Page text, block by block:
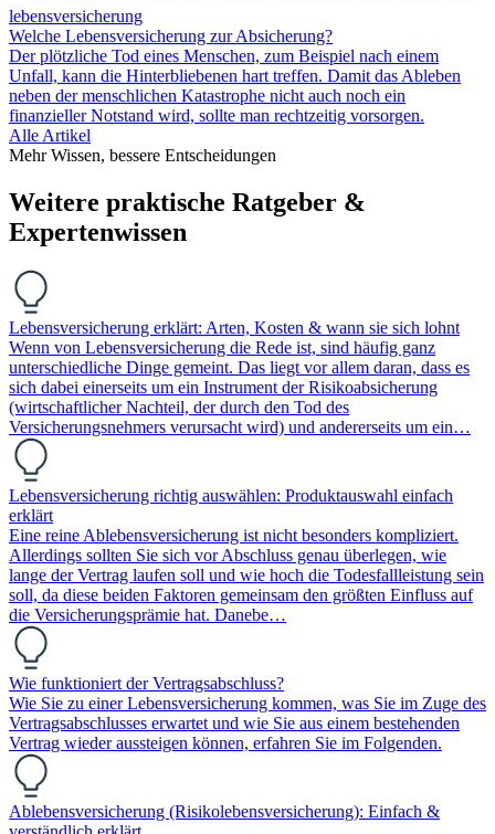
lebensversicherung
Welche Lebensversicherung zur Absicherung?
Der plötzliche Tod eines Menschen, zum Beispiel nach einem
Unfall, kann die Hinterbliebenen hart treffen. Damit das Ableben
neben der menschlichen Katastrophe nicht auch noch ein
finanzieller Notstand wird, sollte man rechtzeitig vorsorgen.
Alle Artikel
Mehr Wissen, bessere Entscheidungen
Weitere praktische Ratgeber &
Expertenwissen
Lebensversicherung erklärt: Arten, Kosten & wann sie sich lohnt
Wenn von Lebensversicherung die Rede ist, sind häufig ganz
unterschiedliche Dinge gemeint. Das liegt vor allem daran, dass es
sich dabei einerseits um ein Instrument der Risikoabsicherung
(wirtschaftlicher Nachteil, der durch den Tod des
Versicherungsnehmers verursacht wird) und andererseits um ein…
Lebensversicherung richtig auswählen: Produktauswahl einfach
erklärt
Eine reine Ablebensversicherung ist nicht besonders kompliziert.
Allerdings sollten Sie sich vor Abschluss genau überlegen, wie
lange der Vertrag laufen soll und wie hoch die Todesfallleistung sein
soll, da diese beiden Faktoren gemeinsam den größten Einfluss auf
die Versicherungsprämie hat. Danebe…
Wie funktioniert der Vertragsabschluss?
Wie Sie zu einer Lebensversicherung kommen, was Sie im Zuge des
Vertragsabschlusses erwartet und wie Sie aus einem bestehenden
Vertrag wieder aussteigen können, erfahren Sie im Folgenden.
Ablebensversicherung (Risikolebensversicherung): Einfach &